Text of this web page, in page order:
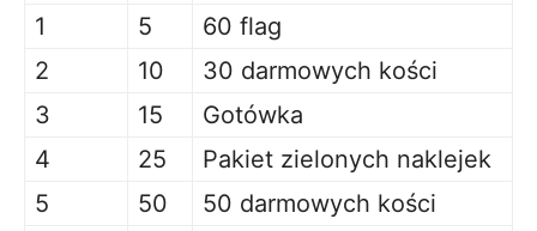
1 5
60 flag
2
10
30 darmowych kości
3
15
Gotówka
4
25
Pakiet zielonych naklejek
5
50
50 darmowych kości